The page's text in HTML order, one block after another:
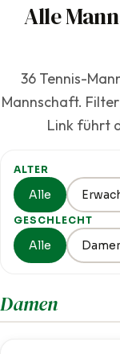
Alle
36 Tennis-
Mannschaft.
Link führt
ALTER
Alle
GESCHLECHT
Alle
Damen